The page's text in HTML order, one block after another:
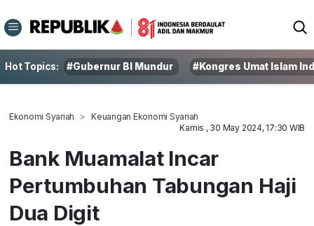
Hot Topics: #Gubernur BI Mundur #Kongres Umat Islam
Ekonomi Syariah
Keuangan Ekonomi Syariah
Kamis , 30 May 2024, 17:30 WIB
Bank Muamalat Incar
Pertumbuhan Tabungan Haji
Dua Digit